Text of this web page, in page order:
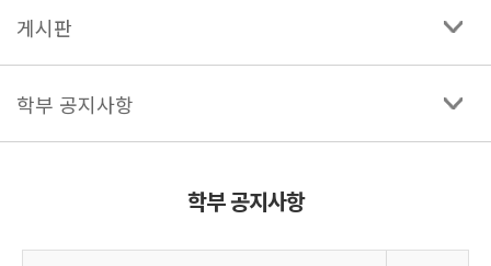
게시판
학부 공지사항
학부 공지사항